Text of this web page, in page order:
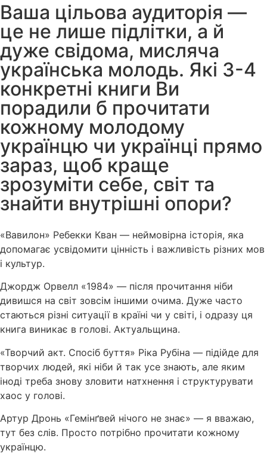
Ваша цільова аудиторія —
це не лише підлітки, а й
дуже свідома, мисляча
українська молодь. Які 3-4
конкретні книги Ви
порадили б прочитати
кожному молодому
українцю чи українці прямо
зараз, щоб краще
зрозуміти себе, світ та
знайти внутрішні опори?
«Вавилон» Ребекки Кван — неймовірна історія, яка
допомагає усвідомити цінність і важливість різних мов
і культур.
Джордж Орвелл «1984» — після прочитання ніби
дивишся на світ зовсім іншими очима. Дуже часто
стаються різні ситуації в країні чи у світі, і одразу ця
книга виникає в голові. Актуальщина.
«Творчий акт. Спосіб буття» Ріка Рубіна — підійде для
творчих людей, які ніби й так усе знають, але яким
іноді треба знову зловити натхнення і структурувати
хаос у голові.
Артур Дронь «Гемінґвей нічого не знає» — я вважаю,
тут без слів. Просто потрібно прочитати кожному
українцю.